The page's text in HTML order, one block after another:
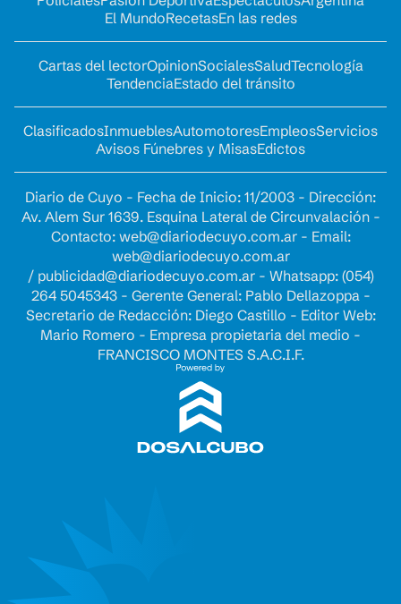
El MundoRecetasEn las redes
Cartas del lectorOpinionSocialesSaludTecnología
TendenciaEstado del tránsito
ClasificadosInmueblesAutomotoresEmpleosServicios
Avisos Fúnebres y MisasEdictos
Diario de Cuyo - Fecha de Inicio: 11/2003 - Dirección:
Av. Alem Sur 1639. Esquina Lateral de Circunvalación -
Contacto: web@diariodecuyo.com.ar- Email:
web@diariodecuyo.com.ar
/ publicidad@diariodecuyo.com.ar- Whatsapp: (054)
264 5045343 - Gerente General: Pablo Dellazoppa -
Secretario de Redacción: Diego Castillo - Editor Web:
Mario Romero - Empresa propietaria del medio -
FRANCISCO MONTES S.A.C.I.F.